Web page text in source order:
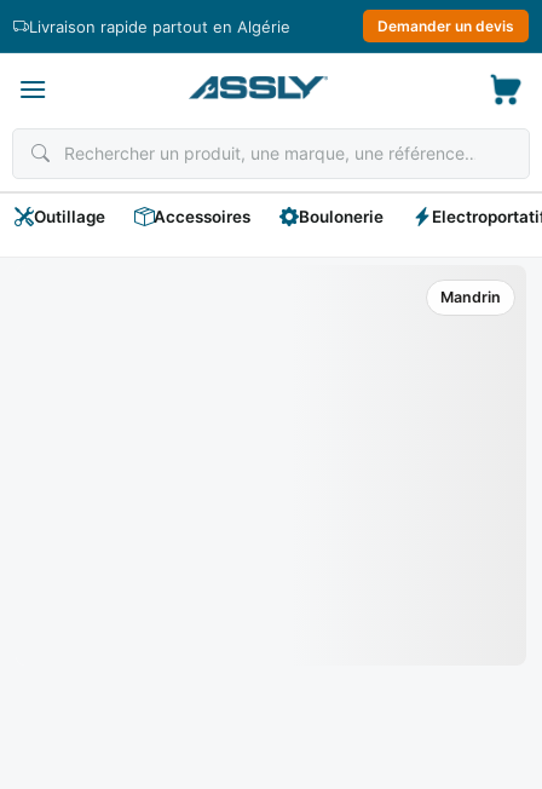
Livraison rapide partout en Algérie Demander un devis
Outillage Accessoires Boulonerie
Mandrin